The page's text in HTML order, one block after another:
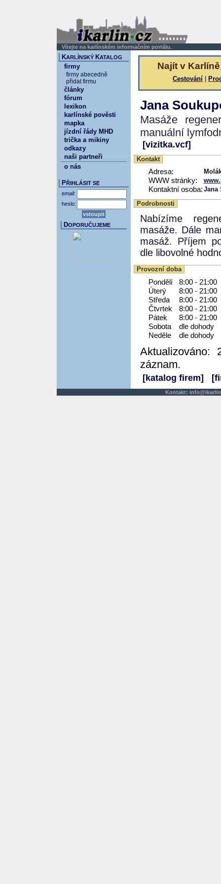
Vítejte na karlínském informačním portálu.
Najít v
Cestování
Jana
Masáže
manuální
[vizitka.vcf]
Kontakt
Adresa:
WWW stránky:
Kontaktní osoba: Jana
Podrobnosti
Nabízíme
masáže. Dále
masáž. Příjem
dle libovolné
Provozní doba
Pondělí
8:00 - 21:00
Úterý
8:00 - 21:00
Středa
8:00 - 21:00
Čtvrtek
8:00 - 21:00
Pátek
8:00 - 21:00
Sobota
dle dohody
Neděle
dle dohody
Aktualizováno:
záznam.
[katalog firem]
KARLÍNSKÝ KATALOG
firmy
firmy abecedně
přidat firmu
články
fórum
lexikon
karlínské pověsti
mapka
jízdní řády MHD
trička a mikiny
odkazy
naši partneři
o nás
PŘIHLÁSIT SE
email:
heslo:
DOPORUČUJEME
Kontakt: